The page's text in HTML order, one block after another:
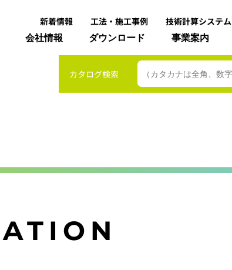
新着情報 工法・施工事例 技術計算システム
会社情報 ダウンロード 事業案内
カタログ検索